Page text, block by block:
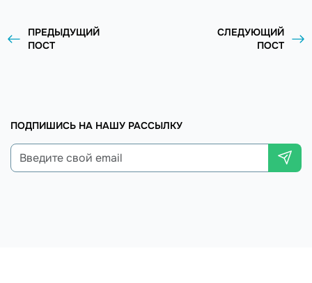
ПРЕДЫДУЩИЙ
ПОСТ
СЛЕДУЮЩИЙ
ПОСТ
ПОДПИШИСЬ НА НАШУ РАССЫЛКУ